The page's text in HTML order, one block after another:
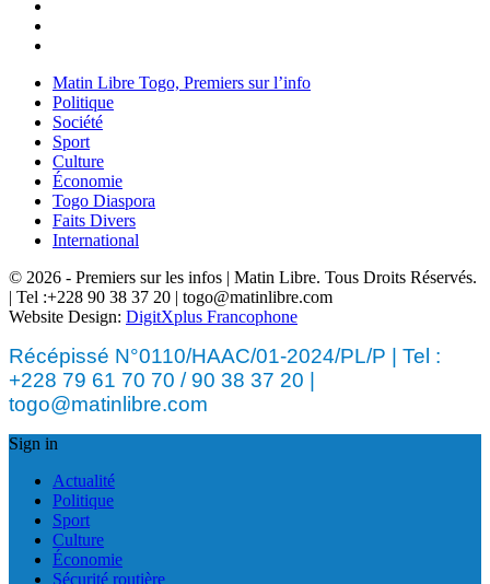
Matin Libre Togo, Premiers sur l’info
Politique
Société
Sport
Culture
Économie
Togo Diaspora
Faits Divers
International
© 2026 - Premiers sur les infos | Matin Libre. Tous Droits Réservés.
| Tel :+228 90 38 37 20 | togo@matinlibre.com
Website Design: DigitXplus Francophone
Récépissé N°0110/HAAC/01-2024/PL/P | Tel :
+228 79 61 70 70 / 90 38 37 20 |
togo@matinlibre.com
Sign in
Actualité
Politique
Sport
Culture
Économie
Sécurité routière